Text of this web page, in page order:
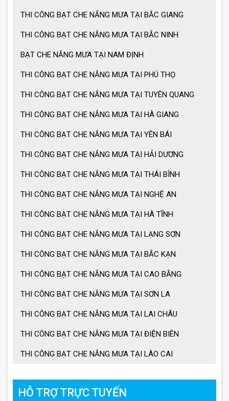
Ô dù che nắng mưa loại lớn
MẪU GIÀN PHƠI THÔNG MINH HOT
NHẤT 2021
THI CÔNG BẠT CHE NẮNG MƯA TẠI BẮC GIANG
THI CÔNG BẠT CHE NẮNG MƯA TẠI BẮC NINH
BẠT CHE NẮNG MƯA TẠI NAM ĐỊNH
THI CÔNG BẠT CHE NẮNG MƯA TẠI PHÚ THỌ
THI CÔNG BẠT CHE NẮNG MƯA TẠI TUYÊN QUANG
THI CÔNG BẠT CHE NẮNG MƯA TẠI HÀ GIANG
THI CÔNG BẠT CHE NẮNG MƯA TẠI YÊN BÁI
THI CÔNG BẠT CHE NẮNG MƯA TẠI HẢI DƯƠNG
THI CÔNG BẠT CHE NẮNG MƯA TẠI THÁI BÌNH
THI CÔNG BẠT CHE NẮNG MƯA TẠI NGHỆ AN
THI CÔNG BẠT CHE NẮNG MƯA TẠI HÀ TĨNH
THI CÔNG BẠT CHE NẮNG MƯA TẠI LẠNG SƠN
THI CÔNG BẠT CHE NẮNG MƯA TẠI BẮC KẠN
THI CÔNG BẠT CHE NẮNG MƯA TẠI CAO BẰNG
THI CÔNG BẠT CHE NẮNG MƯA TẠI SƠN LA
THI CÔNG BẠT CHE NẮNG MƯA TẠI LAI CHÂU
THI CÔNG BẠT CHE NẮNG MƯA TẠI ĐIỆN BIÊN
THI CÔNG BẠT CHE NẮNG MƯA TẠI LÀO CAI
HỖ TRỢ TRỰC TUYẾN